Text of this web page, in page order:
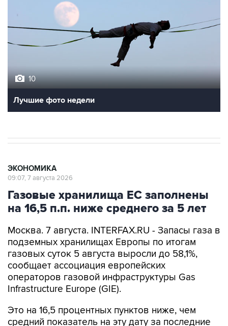
10
Лучшие фото недели
ЭКОНОМИКА
09:07, 7 августа 2026
Газовые хранилища ЕС заполнены
на 16,5 п.п. ниже среднего за 5 лет
Москва. 7 августа. INTERFAX.RU - Запасы газа в
подземных хранилищах Европы по итогам
газовых суток 5 августа выросли до 58,1%,
сообщает ассоциация европейских
операторов газовой инфраструктуры Gas
Infrastructure Europe (GIE).
Это на 16,5 процентных пунктов ниже, чем
средний показатель на эту дату за последние